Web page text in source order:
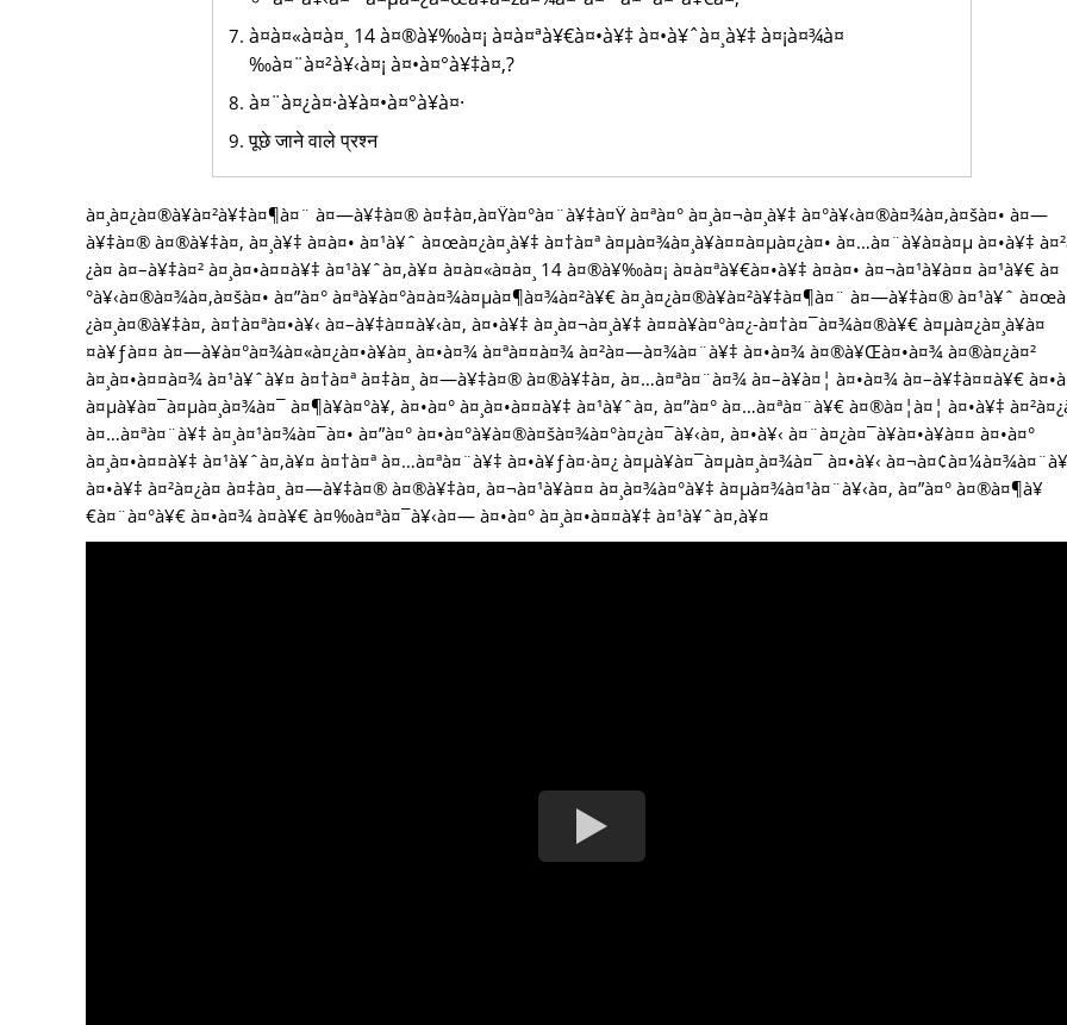
à¤à¤«à¤à¤¸ 14 à¤®à¥‰à¤¡ à¤à¤ªà¥€à¤•à¥‡ à¤•à¥ˆà¤¸à¥‡ à¤¡à¤¾à¤
‰à¤¨à¤²à¥‹à¤¡ à¤•à¤°à¥‡à¤‚?
à¤¨à¤¿à¤·à¥à¤•à¤°à¥à¤·
पूछे जाने वाले प्रश्न
à¤¸à¤¿à¤®à¥à¤²à¥‡à¤¶à¤¨ à¤—à¥‡à¤® à¤‡à¤‚à¤Ÿà¤°à¤¨à¥‡à¤Ÿ à¤ªà¤° à¤¸à¤¬à¤¸à¥‡ à¤°à¥‹à¤®à¤¾à¤‚à¤šà¤• à¤—
à¥‡à¤® à¤®à¥‡à¤‚ à¤¸à¥‡ à¤à¤• à¤¹à¥ˆ à¤œà¤¿à¤¸à¥‡ à¤†à¤ª à¤µà¤¾à¤¸à¥à¤¤à¤µà¤¿à¤• à¤…à¤¨à¥à¤­à¤µ à¤•à¥‡
¿à¤ à¤–à¥‡à¤² à¤¸à¤•à¤¤à¥‡ à¤¹à¥ˆà¤‚à¥¤ à¤à¤«à¤à¤¸ 14 à¤®à¥‰à¤¡ à¤à¤ªà¥€à¤•à¥‡ à¤à¤• à¤¬à¤¹à¥à¤¤ à¤¹à¥€ à¤
°à¥‹à¤®à¤¾à¤‚à¤šà¤• à¤”à¤° à¤ªà¥à¤°à¤­à¤¾à¤µà¤¶à¤¾à¤²à¥€ à¤¸à¤¿à¤®à¥à¤²à¥‡à¤¶à¤¨ à¤—à¥‡à¤® à¤¹à¥ˆ
¿à¤¸à¤®à¥‡à¤‚ à¤†à¤ªà¤•à¥‹ à¤–à¥‡à¤¤à¥‹à¤‚ à¤•à¥‡ à¤¸à¤¬à¤¸à¥‡ à¤¤à¥à¤°à¤¿-à¤†à¤¯à¤¾à¤®à¥€ à¤µà¤¿à¤¸à¥à¤
¤à¥ƒà¤¤ à¤—à¥à¤°à¤¾à¤«à¤¿à¤•à¥à¤¸ à¤•à¤¾ à¤ªà¤¤à¤¾ à¤²à¤—à¤¾à¤¨à¥‡ à¤•à¤¾ à¤®à¥Œà¤•à¤¾ à¤®à¤¿à¤²
à¤¸à¤•à¤¤à¤¾ à¤¹à¥ˆà¥¤ à¤†à¤ª à¤‡à¤¸ à¤—à¥‡à¤® à¤®à¥‡à¤‚ à¤…à¤ªà¤¨à¤¾ à¤–à¥à¤¦ à¤•à¤¾ à¤–à¥‡à¤¤à¥€
à¤µà¥à¤¯à¤µà¤¸à¤¾à¤¯ à¤¶à¥à¤°à¥‚ à¤•à¤° à¤¸à¤•à¤¤à¥‡ à¤¹à¥ˆà¤‚ à¤”à¤° à¤…à¤ªà¤¨à¥€ à¤®à¤¦à¤¦ à¤•à¥‡
à¤…à¤ªà¤¨à¥‡ à¤¸à¤¹à¤¾à¤¯à¤• à¤”à¤° à¤•à¤°à¥à¤®à¤šà¤¾à¤°à¤¿à¤¯à¥‹à¤‚ à¤•à¥‹ à¤¨à¤¿à¤¯à¥à¤•à¥à¤¤ à¤•à¤°
à¤¸à¤•à¤¤à¥‡ à¤¹à¥ˆà¤‚à¥¤ à¤†à¤ª à¤…à¤ªà¤¨à¥‡ à¤•à¥ƒà¤·à¤¿ à¤µà¥à¤¯à¤µà¤¸à¤¾à¤¯ à¤•à¥‹
à¤•à¥‡ à¤²à¤¿à¤ à¤‡à¤¸ à¤—à¥‡à¤® à¤®à¥‡à¤‚ à¤¬à¤¹à¥à¤¤ à¤¸à¤¾à¤°à¥‡ à¤µà¤¾à¤¹à¤¨à¥‹à¤‚ à¤”à¤° à¤®à¤¶à¥
€à¤¨à¤°à¥€ à¤•à¤¾ à¤­à¥€ à¤‰à¤ªà¤¯à¥‹à¤— à¤•à¤° à¤¸à¤•à¤¤à¥‡ à¤¹à¥ˆà¤‚à¥¤